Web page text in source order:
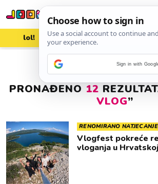
lol! aww vrh!
PRONAĐENO 12
VLOG”
RENOMIRANO NATJECANJE
Vlogfest pokreće
vloganja u
Sign in with